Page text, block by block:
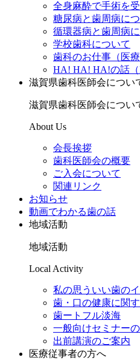
全身麻酔で手術を
糖尿病と歯周病に
循環器病と歯周病
学校歯科について
歯科のお仕事（医
HA! HA! HA!の話（
滋賀県歯科医師会につい
滋賀県歯科医師会につい
About Us
会長挨拶
歯科医師会の概要
ご入会について
関連リンク
お知らせ
動画でわかる歯の話
地域活動
地域活動
Local Activity
私の思ういい歯の
歯・口の健康に関
歯ートフル淡海
一般向けセミナー
出前講演のご案内
医療従事者の方へ